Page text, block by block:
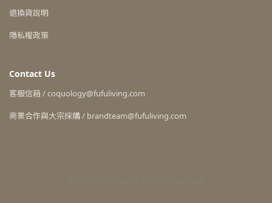
退換貨說明
隱私權政策
Contact Us
客服信箱 / coquology@fufuliving.com
商業合作與大宗採購 / brandteam@fufuliving.com